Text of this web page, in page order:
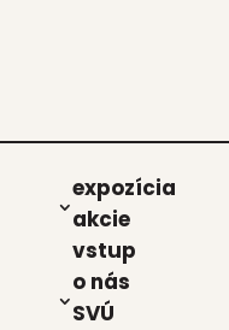
expo­zí­cia
akcie
vstup
o nás
SVÚ